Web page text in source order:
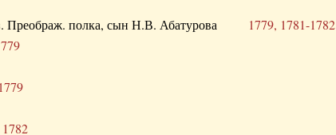
Преображ. полка, сын Н.В. Абатурова 1779, 1781-1782
1779